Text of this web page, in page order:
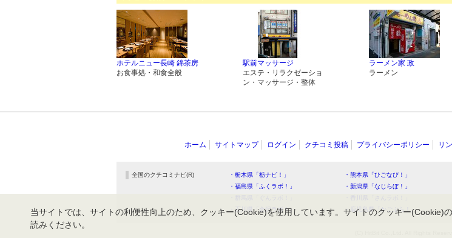
ホテルニュー長崎 錦茶房
お食事処・和食全般
駅前マッサージ
エステ・リラクゼーショ
ン・マッサージ・整体
ラーメン家 政
ラーメン
ホーム サイトマップ ログイン クチコミ投稿 プライバシーポリシー リ
全国のクチコミナビ(R) ・栃木県「栃ナビ！」 ・熊本県「ひごなび！」
・福島県「ふくラボ！」
・新潟県「なじらぼ！」
・石川県「金沢ラボ！」
・鹿児島県「かごぶら！」
当サイトでは、サイトの利便性向上のため、クッキー(Cookie)を使用しています。サイトのクッキー(Cookie)
読みください。